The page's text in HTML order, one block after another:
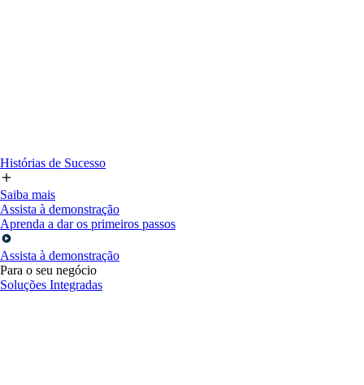
Histórias de Sucesso
Saiba mais
Assista à demonstração
Aprenda a dar os primeiros passos
Assista à demonstração
Para o seu negócio
Soluções Integradas